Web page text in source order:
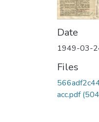
Date
1949-03-
Files
acc.pdf